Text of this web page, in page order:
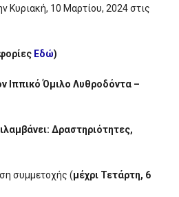
10 Μαρτίου, 2024 στις
Εδώ)
Ιππικό Όμιλο Λυθροδόντα –
Δραστηριότητες,
συμμετοχής (μέχρι Τετάρτη, 6